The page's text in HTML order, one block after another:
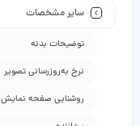
سایر مشخصات
توضیحات بدنه
نرخ به‌روزرسانی تصویر
روشنایی صفحه نمایش